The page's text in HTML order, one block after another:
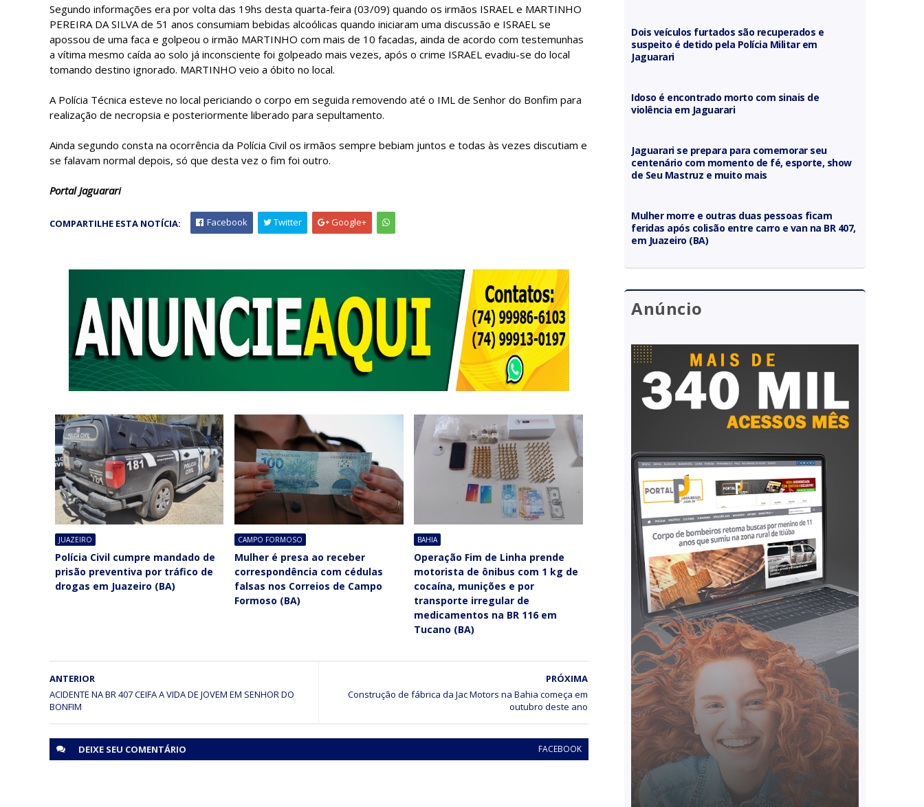
Segundo informações era por volta das 19hs desta quarta-feira (03/09) quando os irmãos ISRAEL e MARTINHO
PEREIRA DA SILVA de 51 anos consumiam bebidas alcoólicas quando iniciaram uma discussão e ISRAEL se
apossou de uma faca e golpeou o irmão MARTINHO com mais de 10 facadas, ainda de acordo com testemunhas
a vítima mesmo caída ao solo já inconsciente foi golpeado mais vezes, após o crime ISRAEL evadiu-se do local
tomando destino ignorado. MARTINHO veio a óbito no local.
A Polícia Técnica esteve no local periciando o corpo em seguida removendo até o IML de Senhor do Bonfim para
realização de necropsia e posteriormente liberado para sepultamento.
Ainda segundo consta na ocorrência da Polícia Civil os irmãos sempre bebiam juntos e todas às vezes discutiam e
se falavam normal depois, só que desta vez o fim foi outro.
Portal Jaguarari
COMPARTILHE ESTA NOTÍCIA: Facebook Twitter Google+
JUAZEIRO
Polícia Civil cumpre mandado de
prisão preventiva por tráfico de
drogas em Juazeiro (BA)
CAMPO FORMOSO
Mulher é presa ao receber
correspondência com cédulas
falsas nos Correios de Campo
Formoso (BA)
BAHIA
Operação Fim de Linha prende
motorista de ônibus com 1 kg de
cocaína, munições e por
transporte irregular de
medicamentos na BR 116 em
Tucano (BA)
PRÓXIMA
Construção de fábrica da Jac Motors na Bahia começa em
ANTERIOR
ACIDENTE NA BR 407 CEIFA A VIDA DE JOVEM EM SENHOR DO
BONFIM
DEIXE SEU COMENTÁRIO FACEBOOK
Dois veículos furtados são recuperados e
suspeito é detido pela Polícia Militar em
Jaguarari
Idoso é encontrado morto com sinais de
violência em Jaguarari
Jaguarari se prepara para comemorar seu
centenário com momento de fé, esporte, show
de Seu Mastruz e muito mais
Mulher morre e outras duas pessoas ficam
feridas após colisão entre carro e van na BR 407,
em Juazeiro (BA)
Anúncio